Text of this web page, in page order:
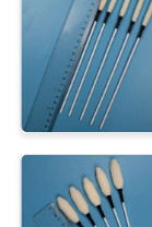
ПО
ЗАВОДУ
КАЧЕСТВА